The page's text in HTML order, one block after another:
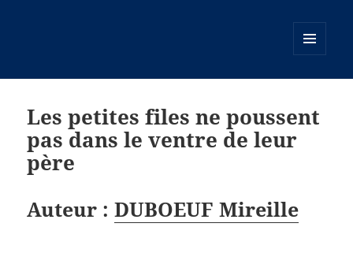
Les petites files ne poussent
pas dans le ventre de leur
père
Auteur :DUBOEUF Mireille